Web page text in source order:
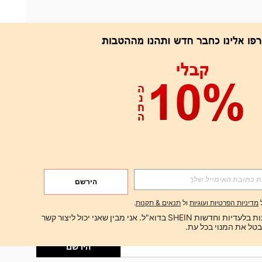
אפליקציה
הירשם
הירשם
הירשם
הירשם
מדיניות הפרטיות ועוגיות ול תנאים & תקנות.
ברצוני לקבל הצעות בלעדיות וחדשות SHEIN בדוא"ל. אני מבין שאני יכול ליצור קשר